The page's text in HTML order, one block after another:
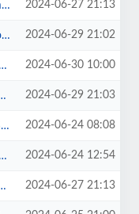
2024-06-27 21:13
2024-06-29 21:02
2024-06-30 10:00
2024-06-29 21:03
2024-06-24 08:08
2024-06-24 12:54
2024-06-27 21:13